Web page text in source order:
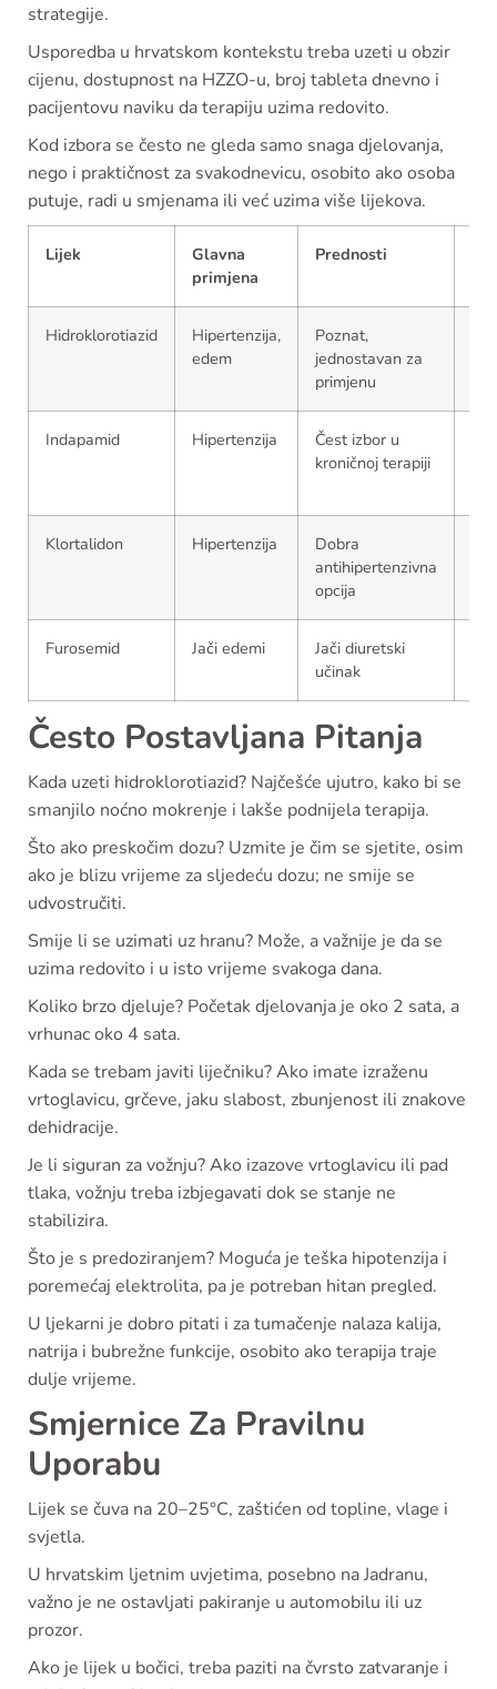
strategije.
Usporedba u hrvatskom kontekstu treba uzeti u obzir
cijenu, dostupnost na HZZO-u, broj tableta dnevno i
pacijentovu naviku da terapiju uzima redovito.
Kod izbora se često ne gleda samo snaga djelovanja,
nego i praktičnost za svakodnevicu, osobito ako osoba
putuje, radi u smjenama ili već uzima više lijekova.
Lijek
Glavna
primjena
Prednosti
Hidroklorotiazid
Hipertenzija,
edem
Poznat,
jednostavan za
primjenu
Indapamid Hipertenzija
Čest izbor u
kroničnoj terapiji
Klortalidon Hipertenzija
Dobra
antihipertenzivna
opcija
Furosemid Jači edemi
Jači diuretski
učinak
Često Postavljana Pitanja
Kada uzeti hidroklorotiazid? Najčešće ujutro, kako bi se
smanjilo noćno mokrenje i lakše podnijela terapija.
Što ako preskočim dozu? Uzmite je čim se sjetite, osim
ako je blizu vrijeme za sljedeću dozu; ne smije se
udvostručiti.
Smije li se uzimati uz hranu? Može, a važnije je da se
uzima redovito i u isto vrijeme svakoga dana.
Koliko brzo djeluje? Početak djelovanja je oko 2 sata, a
vrhunac oko 4 sata.
Kada se trebam javiti liječniku? Ako imate izraženu
vrtoglavicu, grčeve, jaku slabost, zbunjenost ili znakove
dehidracije.
Je li siguran za vožnju? Ako izazove vrtoglavicu ili pad
tlaka, vožnju treba izbjegavati dok se stanje ne
stabilizira.
Što je s predoziranjem? Moguća je teška hipotenzija i
poremećaj elektrolita, pa je potreban hitan pregled.
U ljekarni je dobro pitati i za tumačenje nalaza kalija,
natrija i bubrežne funkcije, osobito ako terapija traje
dulje vrijeme.
Smjernice Za Pravilnu
Uporabu
Lijek se čuva na 20–25°C, zaštićen od topline, vlage i
svjetla.
U hrvatskim ljetnim uvjetima, posebno na Jadranu,
važno je ne ostavljati pakiranje u automobilu ili uz
prozor.
Ako je lijek u bočici, treba paziti na čvrsto zatvaranje i